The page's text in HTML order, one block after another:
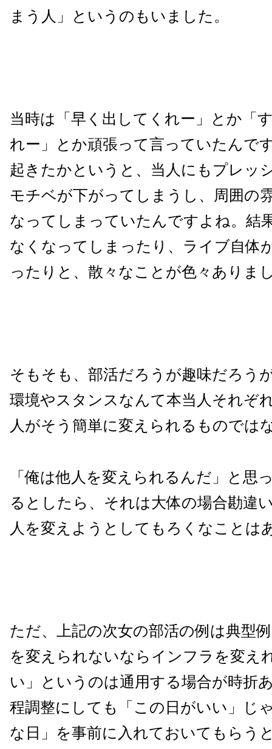
まう人」というのもいました。
当時は「早く出してくれー」とか「
れー」とか頑張って言っていたんで
起きたかというと、当人にもプレッ
モチベが下がってしまうし、周囲の
なってしまっていたんですよね。結
なくなってしまったり、ライブ自体
ったりと、散々なことが色々ありま
そもそも、部活だろうが趣味だろう
環境やスタンスなんて本当人それぞ
人がそう簡単に変えられるものでは
「俺は他人を変えられるんだ」と思
るとしたら、それは大体の場合勘違
人を変えようとしてもろくなことは
ただ、上記の次女の部活の例は典型
を変えられないならインフラを変え
い」というのは通用する場合が時折
程調整にしても「この日がいい」じ
な日」を事前に入れておいてもらう